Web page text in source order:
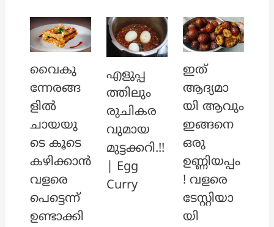
വൈകു
ന്നേരങ്ങ
ളിൽ
ചായയു
ടെ കൂടെ
കഴിക്കാൻ
വളരെ
പെട്ടെന്ന്
ഉണ്ടാക്കി
എളുപ്പ
ത്തിലും
രുചികര
വുമായ
മുട്ടക്കറി.!!
| Egg
Curry
ഇത്
ആദ്യമാ
യി ആവും
ഇങ്ങനെ
ഒരു
ഉണ്ണിയപ്പം
! വളരെ
ടേസ്റ്റിയാ
യി